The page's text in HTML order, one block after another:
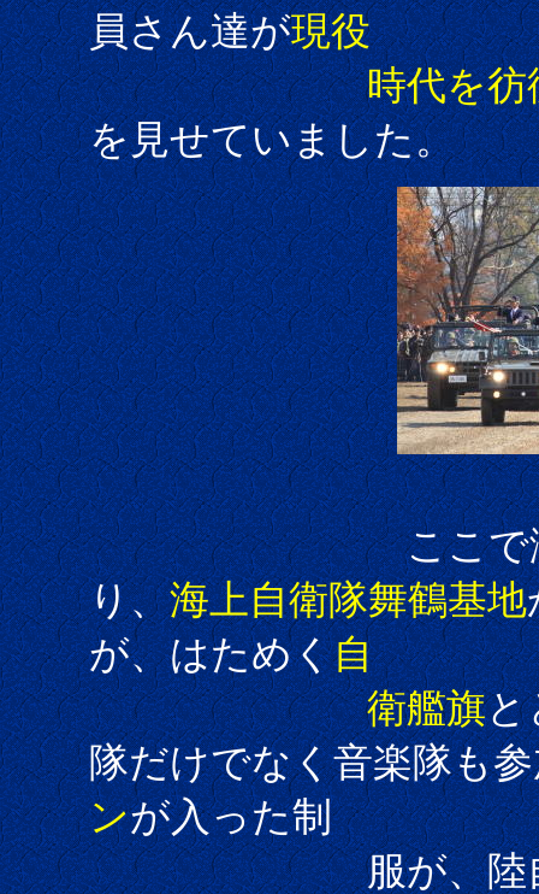
員さん達が現役
時代を彷
を見せていました。
ここで演
り、海上自衛隊舞鶴基地
が、はためく自
衛艦旗と
隊だけでなく音楽隊も
ンが入った制
服が、陸自の音